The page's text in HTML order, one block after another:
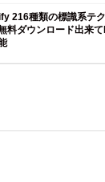
216種類の標識系テ
料ダウンロード出来